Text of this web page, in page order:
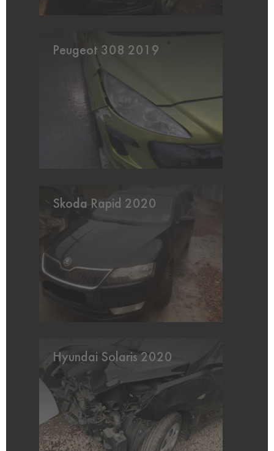
Peugeot 308 2019
Skoda Rapid 2020
Hyundai Solaris 2020